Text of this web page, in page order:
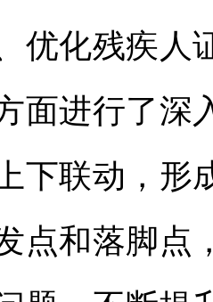
优化残疾人
面进行了深
下联动，形
点和落脚点